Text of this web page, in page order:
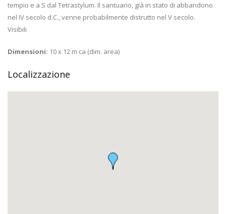
tempio e a S dal Tetrastylum. Il santuario, già in stato di abbandono
nel IV secolo d.C., venne probabilmente distrutto nel V secolo.
Visibili
Dimensioni: 10 x 12 m ca (dim. area)
Localizzazione